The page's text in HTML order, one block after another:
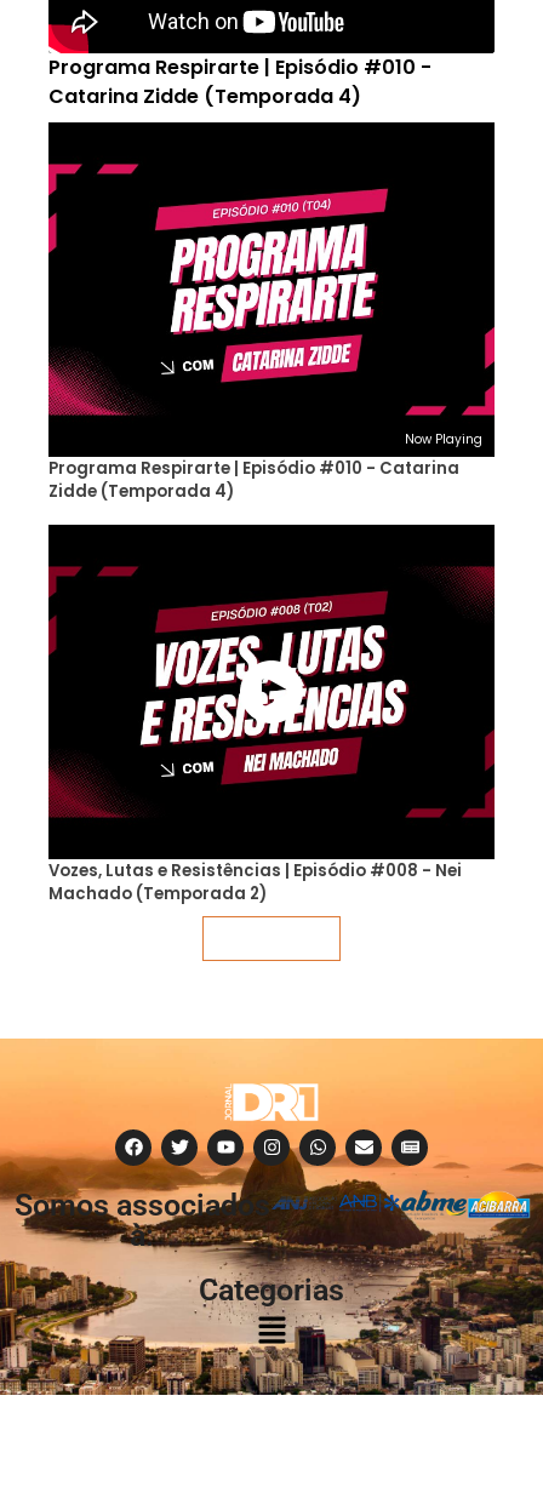
Programa Respirarte | Episódio #010 -
Catarina Zidde (Temporada 4)
Now Playing
Programa Respirarte | Episódio #010 - Catarina
Zidde (Temporada 4)
Vozes, Lutas e Resistências | Episódio #008 - Nei
Machado (Temporada 2)
Somos associados
à:
Categorias